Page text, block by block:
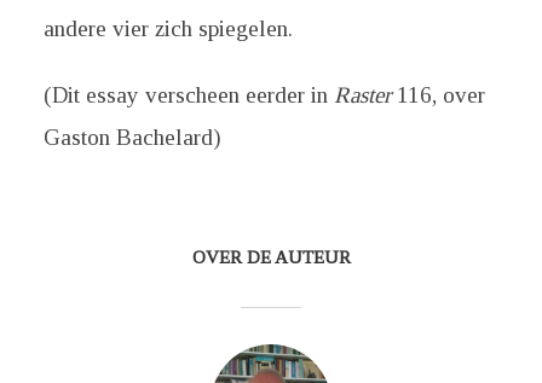
andere vier zich spiegelen.
(Dit essay verscheen eerder in Raster116, over
Gaston Bachelard)
OVER DE AUTEUR